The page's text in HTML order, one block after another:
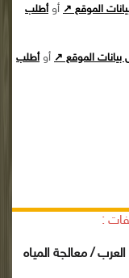
الموقع ↗ أوأطلب
الموقع ↗ أوأطلب
:
/ معالجة المياه